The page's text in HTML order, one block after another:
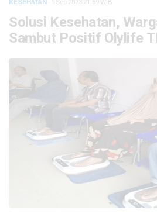
KESEHATAN · 1 Sep 202321:59WIB
Solusi Kesehatan,
Sambut Positif Olylife